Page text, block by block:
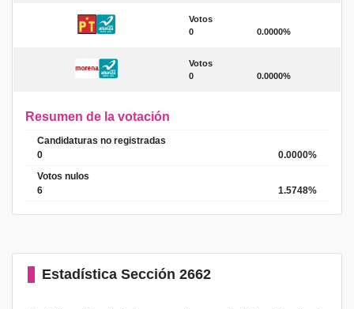
Votos
0
0.0000%
Votos
0
0.0000%
Resumen de la votación
Candidaturas no registradas
0
0.0000%
Votos nulos
6
1.5748%
Estadística Sección 2662